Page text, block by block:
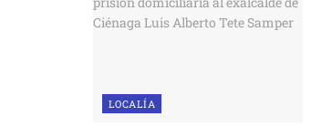
LOCALÍA